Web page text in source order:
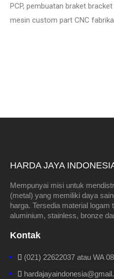
PCP, pembuatan braket
mesin custom part CNC
HARDA JAYA
Mempunyai misi untuk
(metal) yang memiliki daya
harga. Tersedia material logam
aluminium, stainless, bronze
Kontak
(021) 22622037 atau WA